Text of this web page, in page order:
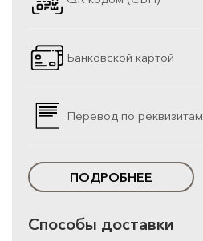
Банковской картой
Перевод по
ПОДРОБНЕЕ
Способы доставки